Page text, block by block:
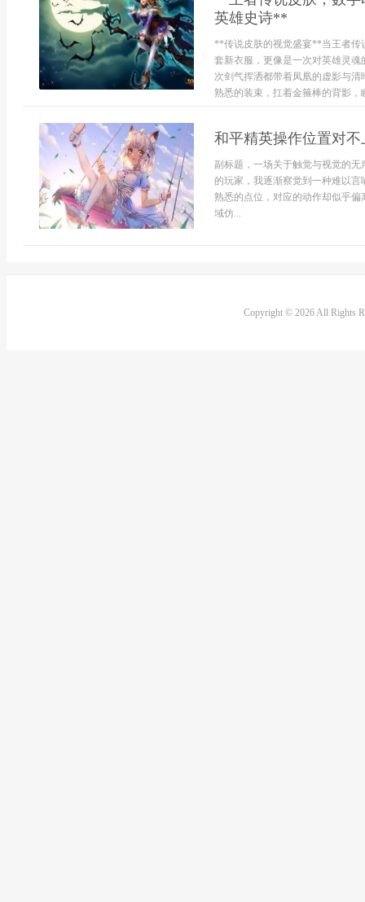
英雄史诗**
**传说皮肤的视觉盛宴**当王者传
套新衣服，更像是一次对英雄灵
次剑气挥洒都带着凤凰的虚影与
熟悉的装束，扛着金箍棒的背影
和平精英操作位置对
副标题，一场关于触觉与视觉的
的玩家，我逐渐察觉到一种难以
熟悉的点位，对应的动作却似乎
域仿...
Copyright © 2026 All Rights